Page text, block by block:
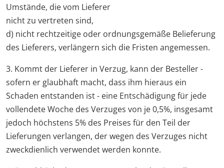
Umstände, die vom Lieferer
nicht zu vertreten sind,
d) nicht rechtzeitige oder ordnungsgemäße Belieferung
des Lieferers, verlängern sich die Fristen angemessen.
3. Kommt der Lieferer in Verzug, kann der Besteller -
sofern er glaubhaft macht, dass ihm hieraus ein
Schaden entstanden ist - eine Entschädigung für jede
vollendete Woche des Verzuges von je 0,5%, insgesamt
jedoch höchstens 5% des Preises für den Teil der
Lieferungen verlangen, der wegen des Verzuges nicht
zweckdienlich verwendet werden konnte.